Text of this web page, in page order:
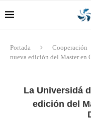
Portada Cooperación
nueva edición del Master en
La Universidá
edición del